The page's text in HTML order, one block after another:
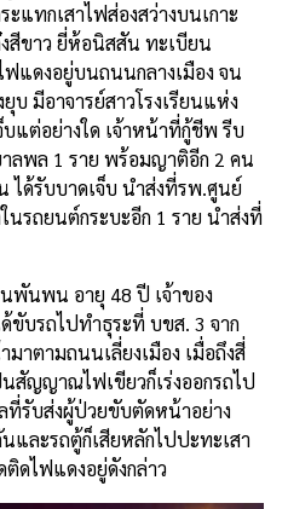
แทกเสาไฟส่องสว่างบนเกาะ
สีขาว ยี่ห้อนิสสัน ทะเบียน
แดงอยู่บนถนนกลางเมือง จน
บ มีอาจารย์สาวโรงเรียนแห่ง
แต่อย่างใด เจ้าหน้าที่กู้ชีพ รีบ
ลพล 1 ราย พร้อมญาติอีก 2 คน
ได้รับบาดเจ็บ นำส่งที่รพ.ศูนย์
รถยนต์กระบะอีก 1 ราย นำส่งที่
พันพน อายุ 48 ปี เจ้าของ
ขับรถไปทำธุระที่ บขส. 3 จาก
าตามถนนเลี่ยงเมือง เมื่อถึงสี่
สัญญาณไฟเขียวก็เร่งออกรถไป
ที่รับส่งผู้ป่วยขับตัดหน้าอย่าง
และรถตู้ก็เสียหลักไปปะทะเสา
ดไฟแดงอยู่ดังกล่าว